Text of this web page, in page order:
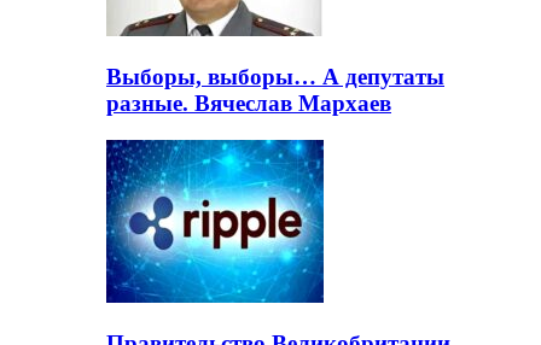
Выборы, выборы… А депутаты
разные. Вячеслав Мархаев